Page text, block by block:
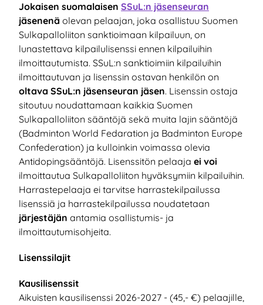
Jokaisen suomalaisen SSuL:n jäsenseuran
jäsenenä olevan pelaajan, joka osallistuu Suomen
Sulkapalloliiton sanktioimaan kilpailuun, on
lunastettava kilpailulisenssi ennen kilpailuihin
ilmoittautumista. SSuL:n sanktioimiin kilpailuihin
ilmoittautuvan ja lisenssin ostavan henkilön on
oltava SSuL:n jäsenseuran jäsen. Lisenssin ostaja
sitoutuu noudattamaan kaikkia Suomen
Sulkapalloliiton sääntöjä sekä muita lajin sääntöjä
(Badminton World Fedaration ja Badminton Europe
Confederation) ja kulloinkin voimassa olevia
Antidopingsääntöjä. Lisenssitön pelaaja ei voi
ilmoittautua Sulkapalloliiton hyväksymiin kilpailuihin.
Harrastepelaaja ei tarvitse harrastekilpailussa
lisenssiä ja harrastekilpailussa noudatetaan
järjestäjän antamia osallistumis- ja
ilmoittautumisohjeita.
Lisenssilajit
Kausilisenssit
Aikuisten kausilisenssi 2026-2027 - (45,- €) pelaajille,